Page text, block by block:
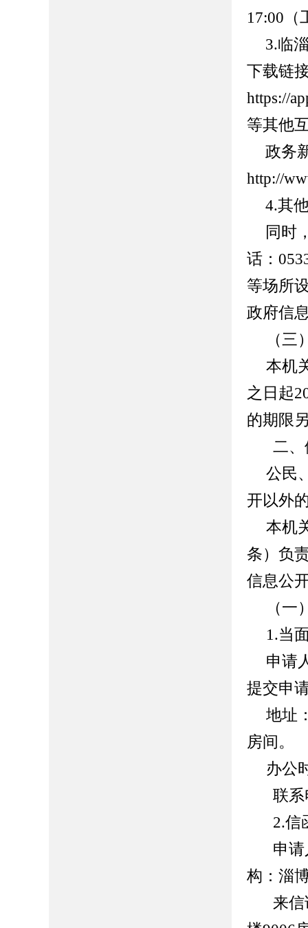
17:00
3.临
下载链
https://
等其他
政务
http://
4.其
同时
话：
等场所
政府信
（三
本机
之日起
的期限
二
公民
开以外
本机
条）负
信息公
（
1.当
申请
提交申
地址
房间。
办公
联
2.信
申
构：淄
来